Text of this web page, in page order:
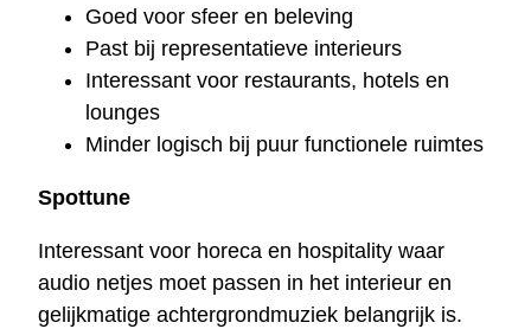
Goed voor sfeer en beleving
Past bij representatieve interieurs
Interessant voor restaurants, hotels en
lounges
Minder logisch bij puur functionele ruimtes
Spottune
Interessant voor horeca en hospitality waar
audio netjes moet passen in het interieur en
gelijkmatige achtergrondmuziek belangrijk is.